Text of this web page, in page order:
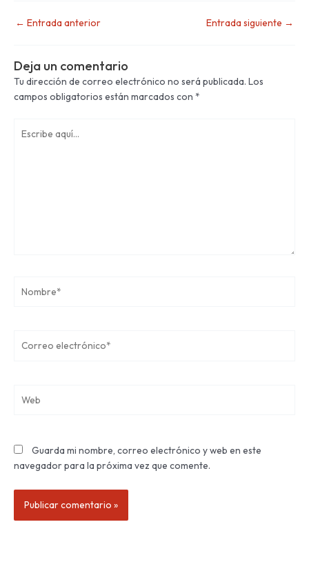
← Entrada anterior Entrada siguiente →
Deja un comentario
Tu dirección de correo electrónico no será publicada. Los
campos obligatorios están marcados con *
aquí...
electrónico*
Guarda mi nombre, correo electrónico y web en este
navegador para la próxima vez que comente.